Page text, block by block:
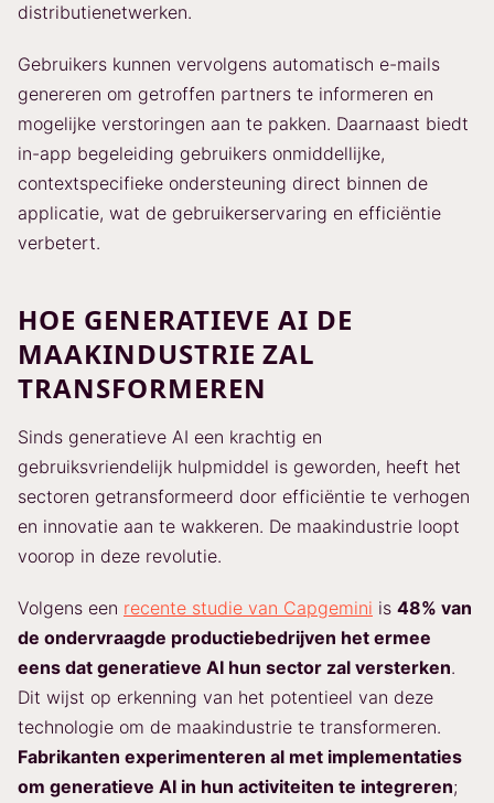
distributienetwerken.
Gebruikers kunnen vervolgens automatisch e-mails
genereren om getroffen partners te informeren en
mogelijke verstoringen aan te pakken. Daarnaast biedt
in-app begeleiding gebruikers onmiddellijke,
contextspecifieke ondersteuning direct binnen de
applicatie, wat de gebruikerservaring en efficiëntie
verbetert.
HOE GENERATIEVE AI DE
MAAKINDUSTRIE ZAL
TRANSFORMEREN
Sinds generatieve AI een krachtig en
gebruiksvriendelijk hulpmiddel is geworden, heeft het
sectoren getransformeerd door efficiëntie te verhogen
en innovatie aan te wakkeren. De maakindustrie loopt
voorop in deze revolutie.
Volgens een recente studie van Capgemini is 48% van
de ondervraagde productiebedrijven het ermee
eens dat generatieve AI hun sector zal versterken.
Dit wijst op erkenning van het potentieel van deze
technologie om de maakindustrie te transformeren.
Fabrikanten experimenteren al met implementaties
om generatieve AI in hun activiteiten te integreren;